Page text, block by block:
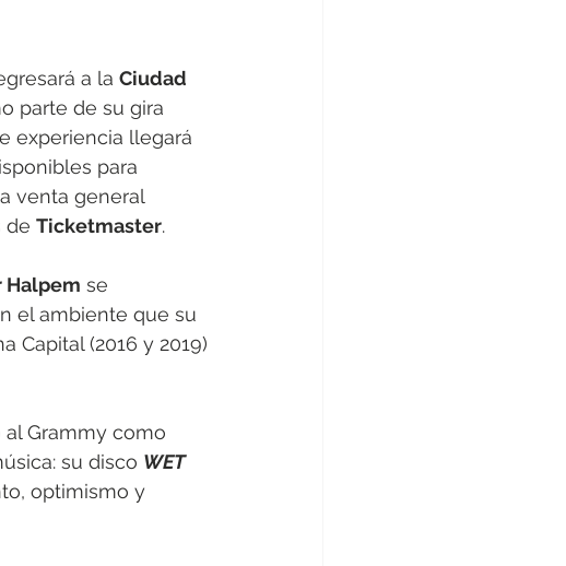
a la Ciudad
parte de su gira
experiencia llegará
para
venta general
de Ticketmaster.
Halpem se
el ambiente que su
Capital (2016 y 2019)
al Grammy como
su disco WET
optimismo y